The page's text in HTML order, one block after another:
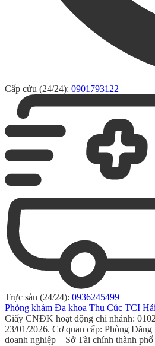
Cấp cứu (24/24): 0901793122
Trực sản (24/24): 0936245499
Phòng khám Đa khoa Thu Cúc TCI
Giấy CNĐK hoạt động chi nhánh:
23/01/2026. Cơ quan cấp: Phòng
doanh nghiệp – Sở Tài chính thành